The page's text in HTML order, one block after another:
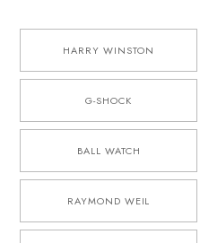
HARRY WINSTON
G-SHOCK
BALL WATCH
RAYMOND WEIL